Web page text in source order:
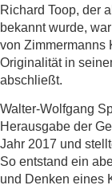
Richard Toop, der
bekannt wurde,
von Zimmermanns
Originalität in
abschließt.
Walter-Wolfgang
Herausgabe der
Jahr 2017 und
So entstand ein
und Denken eines